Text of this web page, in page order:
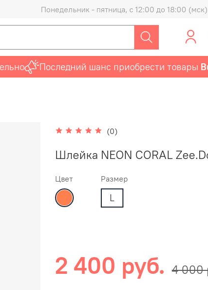
Понедельник - пятница, с 12:00 до 18:00 (мск)
Последний шанс приобрести товары
(0)
Шлейка NEON CORAL
Цвет Размер
L
2 400 руб. 4 000